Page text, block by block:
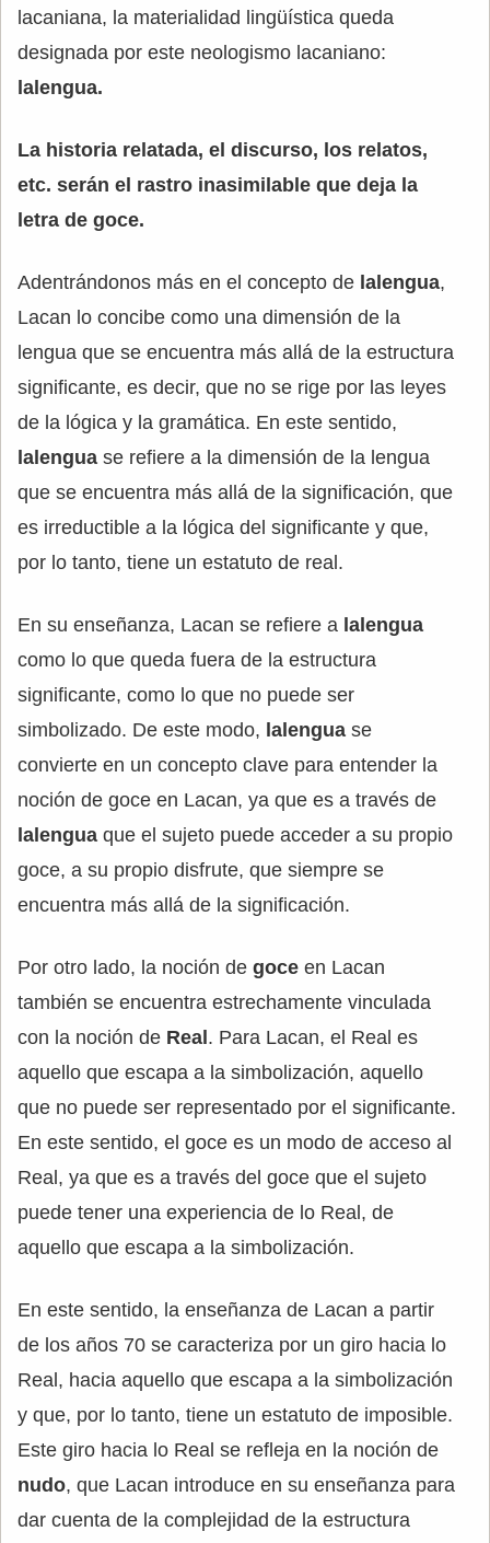
lacaniana, la materialidad lingüística queda
designada por este neologismo lacaniano:
lalengua.
La historia relatada, el discurso, los relatos,
etc. serán el rastro inasimilable que deja la
letra de goce.
Adentrándonos más en el concepto de lalengua,
Lacan lo concibe como una dimensión de la
lengua que se encuentra más allá de la estructura
significante, es decir, que no se rige por las leyes
de la lógica y la gramática. En este sentido,
lalengua se refiere a la dimensión de la lengua
que se encuentra más allá de la significación, que
es irreductible a la lógica del significante y que,
por lo tanto, tiene un estatuto de real.
En su enseñanza, Lacan se refiere a lalengua
como lo que queda fuera de la estructura
significante, como lo que no puede ser
simbolizado. De este modo, lalengua se
convierte en un concepto clave para entender la
noción de goce en Lacan, ya que es a través de
lalengua que el sujeto puede acceder a su propio
goce, a su propio disfrute, que siempre se
encuentra más allá de la significación.
Por otro lado, la noción de goce en Lacan
también se encuentra estrechamente vinculada
con la noción de Real . Para Lacan, el Real es
aquello que escapa a la simbolización, aquello
que no puede ser representado por el significante.
En este sentido, el goce es un modo de acceso al
Real, ya que es a través del goce que el sujeto
puede tener una experiencia de lo Real, de
aquello que escapa a la simbolización.
En este sentido, la enseñanza de Lacan a partir
de los años 70 se caracteriza por un giro hacia lo
Real, hacia aquello que escapa a la simbolización
y que, por lo tanto, tiene un estatuto de imposible.
Este giro hacia lo Real se refleja en la noción de
nudo, que Lacan introduce en su enseñanza para
dar cuenta de la complejidad de la estructura